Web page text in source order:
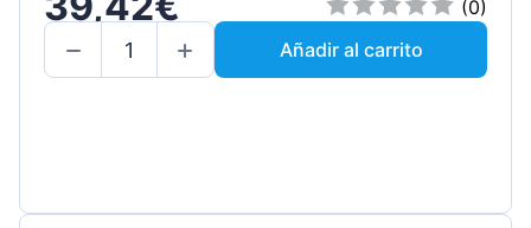
(0)
Añadir al carrito